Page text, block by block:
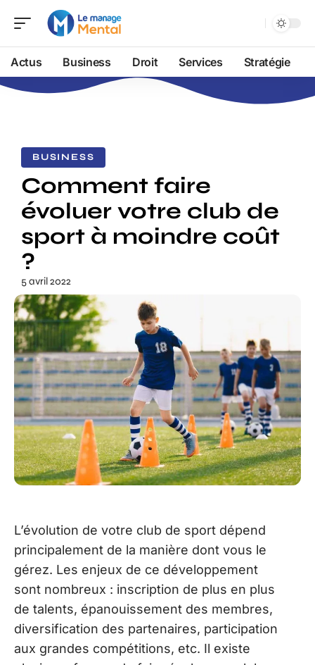
Actus Business Droit Services Stratégie
BUSINESS
Comment faire
évoluer votre club de
sport à moindre coût
?
5 avril 2022
L’évolution de votre club de sport dépend
principalement de la manière dont vous le
gérez. Les enjeux de ce développement
sont nombreux : inscription de plus en plus
de talents, épanouissement des membres,
diversification des partenaires, participation
aux grandes compétitions, etc. Il existe